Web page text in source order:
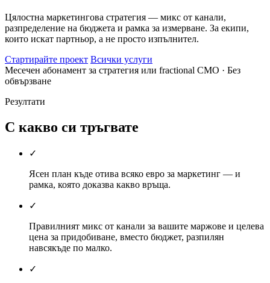
Цялостна маркетингова стратегия — микс от канали,
разпределение на бюджета и рамка за измерване. За екипи,
които искат партньор, а не просто изпълнител.
Стартирайте проект Всички услуги
Месечен абонамент за стратегия или fractional CMO · Без
обвързване
Резултати
С какво си тръгвате
✓
Ясен план къде отива всяко евро за маркетинг — и
рамка, която доказва какво връща.
✓
Правилният микс от канали за вашите маржове и целева
цена за придобиване, вместо бюджет, разпилян
навсякъде по малко.
✓